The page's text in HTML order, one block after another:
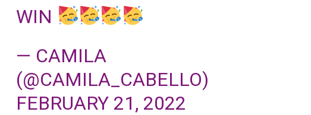
WIN
— CAMILA
(@CAMILA_CABELLO)
FEBRUARY 21, 2022